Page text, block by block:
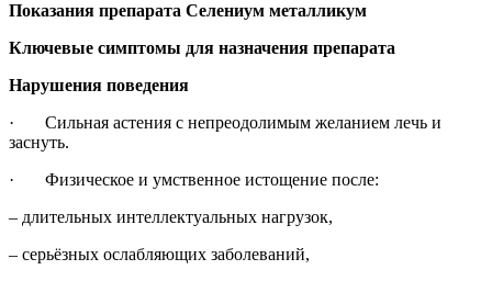
Показания препарата Селениум металликум
Ключевые симптомы для назначения препарата
Нарушения поведения
· Сильная астения с непреодолимым желанием лечь и
заснуть.
· Физическое и умственное истощение после:
– длительных интеллектуальных нагрузок,
– серьёзных ослабляющих заболеваний,